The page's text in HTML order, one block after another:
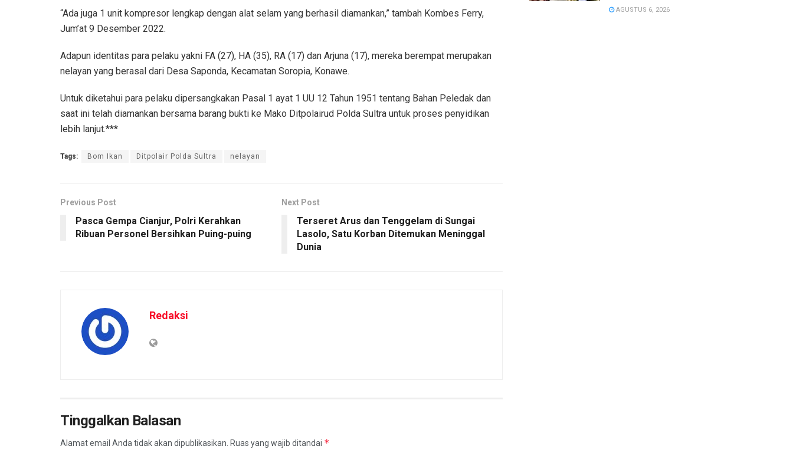
“Ada juga 1 unit kompresor lengkap dengan alat selam yang berhasil diamankan,” tambah Kombes Ferry,
Jum’at 9 Desember 2022.
Adapun identitas para pelaku yakni FA (27), HA (35), RA (17) dan Arjuna (17), mereka berempat merupakan
nelayan yang berasal dari Desa Saponda, Kecamatan Soropia, Konawe.
Untuk diketahui para pelaku dipersangkakan Pasal 1 ayat 1 UU 12 Tahun 1951 tentang Bahan Peledak dan
saat ini telah diamankan bersama barang bukti ke Mako Ditpolairud Polda Sultra untuk proses penyidikan
lebih lanjut.***
Tags: Bom Ikan Ditpolair Polda Sultra nelayan
Previous Post
Pasca Gempa Cianjur, Polri Kerahkan
Ribuan Personel Bersihkan Puing-puing
Next Post
Terseret Arus dan Tenggelam di Sungai
Lasolo, Satu Korban Ditemukan Meninggal
Dunia
Redaksi
Tinggalkan Balasan
Alamat email Anda tidak akan dipublikasikan. Ruas yang wajib ditandai *
AGUSTUS 6, 2026